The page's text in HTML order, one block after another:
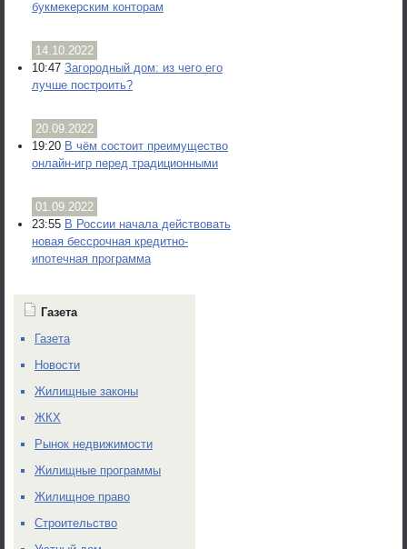
букмекерским конторам
14.10.2022
10:47 Загородный дом: из чего его
лучше построить?
20.09.2022
19:20 В чём состоит преимущество
онлайн-игр перед традиционными
01.09.2022
23:55 В России начала действовать
новая бессрочная кредитно-
ипотечная программа
Газета
Газета
Новости
Жилищные законы
ЖКХ
Рынок недвижимости
Жилищные программы
Жилищное право
Строительство